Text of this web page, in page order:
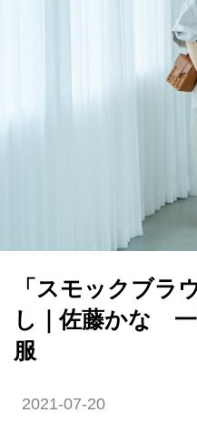
「スモックブラ
し｜佐藤かな
服
2021-07-20